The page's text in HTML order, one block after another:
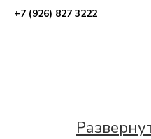
+7 (926) 827 3222